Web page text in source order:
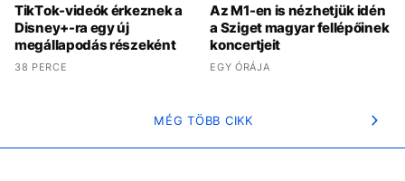
TikTok-videók érkeznek a
Disney+-ra egy új
megállapodás részeként
38 PERCE
Az M1-en is nézhetjük idén
a Sziget magyar fellépőinek
koncertjeit
EGY ÓRÁJA
MÉG TÖBB CIKK